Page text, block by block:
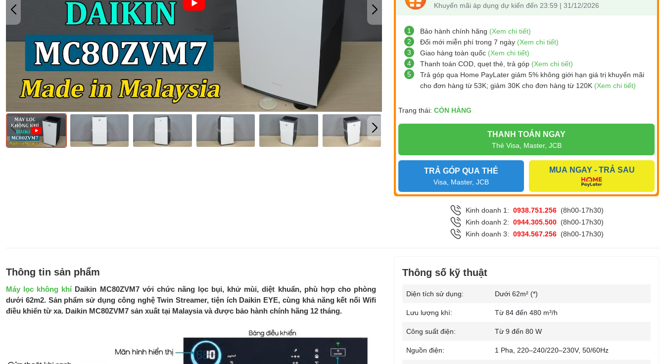
Khuyến mãi áp dụng dự kiến đến 23:59 | 31/12/2026
1 Bảo hành chính hãng (Xem chi tiết)
2
Đổi mới miễn phí trong 7 ngày (Xem chi tiết)
3
Giao hàng toàn quốc (Xem chi tiết)
4
Thanh toán COD, quẹt thẻ, trả góp (Xem chi tiết)
5
Trả góp qua Home PayLater giảm 5% không giới hạn giá trị khuyến mãi
cho đơn hàng từ 53K; giảm 30K cho đơn hàng từ 120K (Xem chi tiết)
Trạng thái: CÒN HÀNG
THANH TOÁN NGAY
Thẻ Visa, Master, JCB
TRẢ GÓP QUA THẺ
Visa, Master, JCB
MUA NGAY - TRẢ SAU
Kinh doanh 1: 0938.751.256 (8h00-17h30)
Kinh doanh 2: 0944.305.500 (8h00-17h30)
Kinh doanh 3: 0934.567.256 (8h00-17h30)
Thông tin sản phẩm
Máy lọc không khí Daikin MC80ZVM7 với chức năng lọc bụi, khử mùi, diệt khuẩn, phù hợp cho phòng
dưới 62m2. Sản phẩm sử dụng công nghệ Twin Streamer, tiện ích Daikin EYE, cùng khả năng kết nối Wifi
điều khiển từ xa. Daikin MC80ZVM7 sản xuất tại Malaysia và được bảo hành chính hãng 12 tháng.
Thông số kỹ thuật
Diện tích sử dụng: Dưới 62m² (*)
Lưu lượng khí: Từ 84 đến 480 m³/h
Công suất điện: Từ 9 đến 80 W
Nguồn điện: 1 Pha, 220–240/220–230V, 50/60Hz